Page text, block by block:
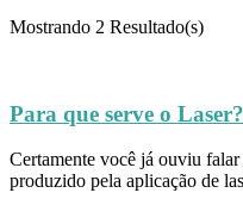
Mostrando 2 Resultado(s)
Para que serve o Laser?
Certamente você já ouviu
produzido pela aplicação de